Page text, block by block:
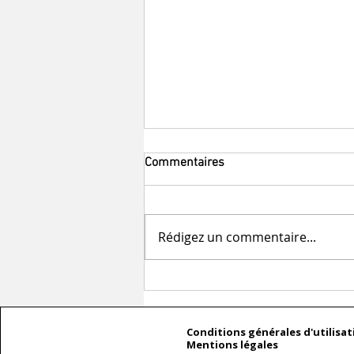
Commentaires
Rédigez un commentaire...
Conditions générales
Mentions légales